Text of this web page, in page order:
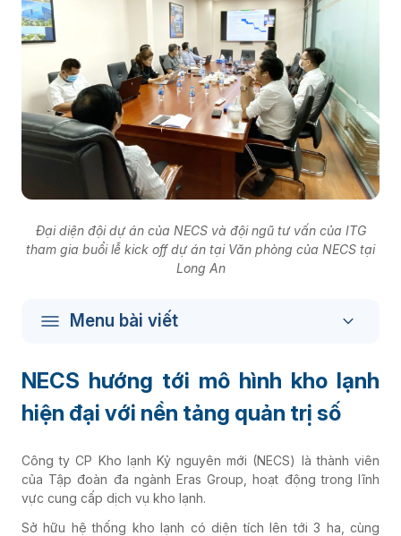
Đại diện đội dự án của NECS và đội ngũ tư vấn của ITG
tham gia buổi lễ kick off dự án tại Văn phòng của NECS tại
Long An
Menu bài viết
NECS hướng tới mô hình kho lạnh
hiện đại với nền tảng quản trị số
Công ty CP Kho lạnh Kỷ nguyên mới (NECS) là thành viên
của Tập đoàn đa ngành Eras Group, hoạt động trong lĩnh
vực cung cấp dịch vụ kho lạnh.
Sở hữu hệ thống kho lạnh có diện tích lên tới 3 ha, cùng